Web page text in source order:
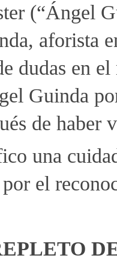
(“Ángel
aforista
dudas en
Guinda
de haber
una
el